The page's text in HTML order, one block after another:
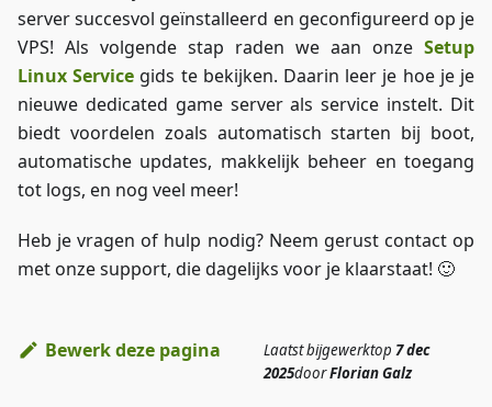
server succesvol geïnstalleerd en geconfigureerd op je
VPS! Als volgende stap raden we aan onze Setup
Linux Service gids te bekijken. Daarin leer je hoe je je
nieuwe dedicated game server als service instelt. Dit
biedt voordelen zoals automatisch starten bij boot,
automatische updates, makkelijk beheer en toegang
tot logs, en nog veel meer!
Heb je vragen of hulp nodig? Neem gerust contact op
met onze support, die dagelijks voor je klaarstaat! 🙂
Bewerk deze pagina Laatst bijgewerktop 7 dec
2025doorFlorian Galz